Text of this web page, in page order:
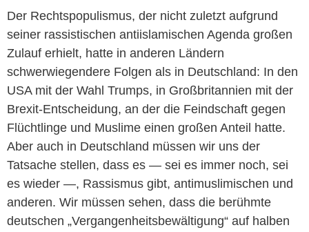
Der Rechtspopulismus, der nicht zuletzt aufgrund
seiner rassistischen antiislamischen Agenda großen
Zulauf erhielt, hatte in anderen Ländern
schwerwiegendere Folgen als in Deutschland: In den
USA mit der Wahl Trumps, in Großbritannien mit der
Brexit-Entscheidung, an der die Feindschaft gegen
Flüchtlinge und Muslime einen großen Anteil hatte.
Aber auch in Deutschland müssen wir uns der
Tatsache stellen, dass es — sei es immer noch, sei
es wieder —, Rassismus gibt, antimuslimischen und
anderen. Wir müssen sehen, dass die berühmte
deutschen „Vergangenheitsbewältigung“ auf halben